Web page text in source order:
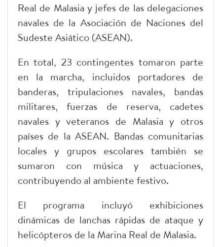
Real de Malasia y jefes de las delegaciones
navales de la Asociación de Naciones del
Sudeste Asiático (ASEAN).
En total, 23 contingentes tomaron parte
en la marcha, incluidos portadores de
banderas, tripulaciones navales, bandas
militares, fuerzas de reserva, cadetes
navales y veteranos de Malasia y otros
países de la ASEAN. Bandas comunitarias
locales y grupos escolares también se
sumaron con música y actuaciones,
contribuyendo al ambiente festivo.
El programa incluyó exhibiciones
dinámicas de lanchas rápidas de ataque y
helicópteros de la Marina Real de Malasia.